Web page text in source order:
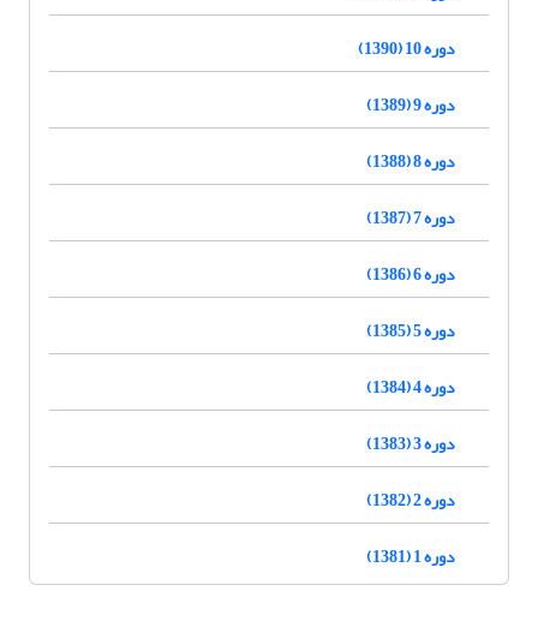
دوره 10 (1390)
دوره 9 (1389)
دوره 8 (1388)
دوره 7 (1387)
دوره 6 (1386)
دوره 5 (1385)
دوره 4 (1384)
دوره 3 (1383)
دوره 2 (1382)
دوره 1 (1381)